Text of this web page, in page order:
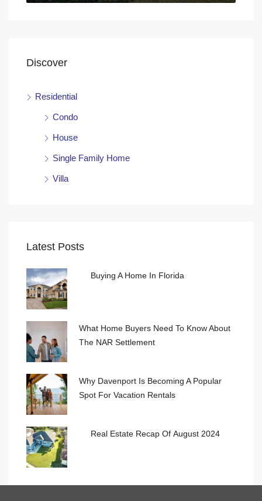
Discover
Residential
Condo
House
Single Family Home
Villa
Latest Posts
Buying A Home In Florida
What Home Buyers Need To Know About
The NAR Settlement
Why Davenport Is Becoming A Popular
Spot For Vacation Rentals
Real Estate Recap Of August 2024